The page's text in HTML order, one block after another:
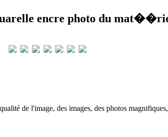
encre photo du
de l'image, des images, des photos